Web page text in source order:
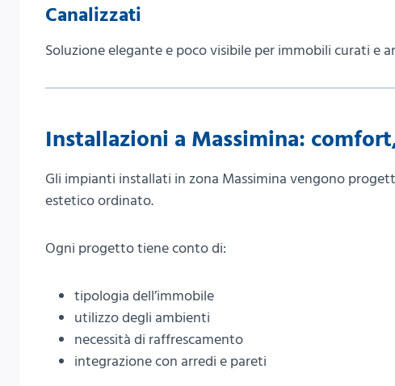
Canalizzati
Soluzione elegante e poco visibile per immobili curati e
Installazioni a Massimina:
Gli impianti installati in zona Massimina vengono
estetico ordinato.
Ogni progetto tiene conto di:
tipologia dell’immobile
utilizzo degli ambienti
necessità di raffrescamento
integrazione con arredi e pareti